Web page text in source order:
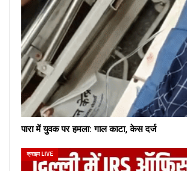
पारा में युवक पर हमला: गाल काटा, केस दर्ज
क्राइम LIVE